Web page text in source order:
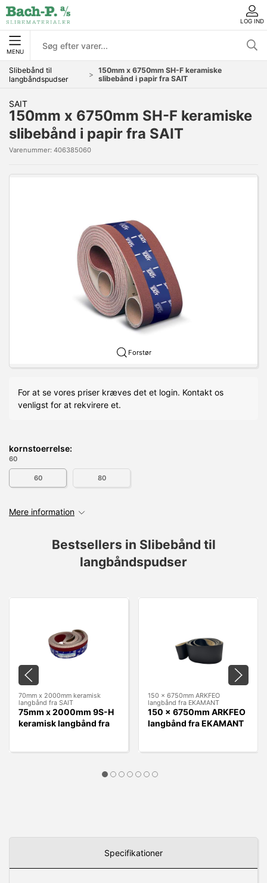
LOG IND
MENU
Slibebånd til
langbåndspudser
150mm x 6750mm SH-F keramiske
slibebånd i papir fra SAIT
SAIT
150mm x 6750mm SH-F keramiske
slibebånd i papir fra SAIT
Varenummer: 406385060
Forstør
For at se vores priser kræves det et login. Kontakt os
venligst for at rekvirere et.
kornstoerrelse:
60
60 80
Mere information
Bestsellers in Slibebånd til
langbåndspudser
70mm x 2000mm keramisk
langbånd fra SAIT
75mm x 2000mm 9S-H
keramisk langbånd fra
150 x 6750mm ARKFEO
langbånd fra EKAMANT
150 x 6750mm ARKFEO
langbånd fra EKAMANT
Specifikationer